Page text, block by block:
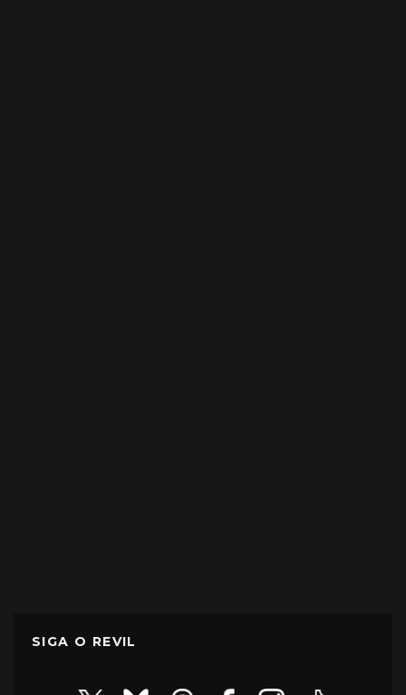
SIGA O REVIL